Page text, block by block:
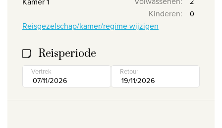
Kinderen:
Reisgezelschap/kamer/regime wijzigen
Reisperiode
Vertrek Retour